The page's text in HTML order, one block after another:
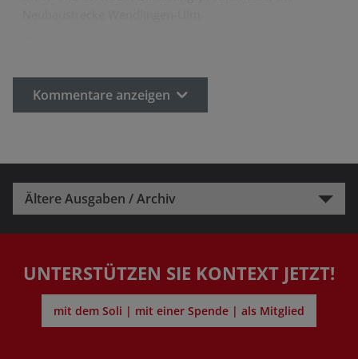
Kommentare anzeigen
Ältere Ausgaben / Archiv
UNTERSTÜTZEN SIE KONTEXT JETZT!
mit dem Soli | mit einer Spende | als Mitglied